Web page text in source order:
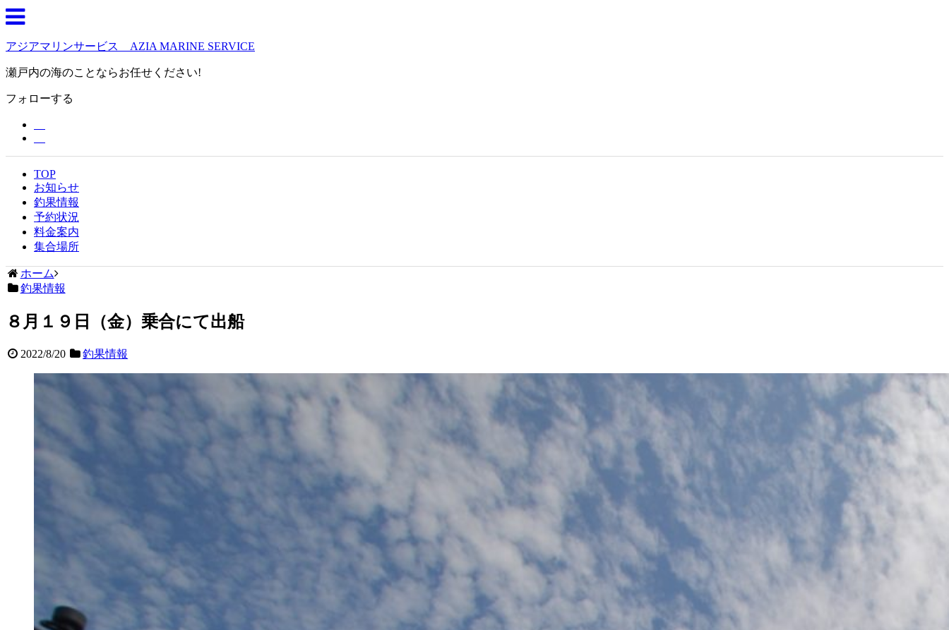
アジアマリンサービス AZIA MARINE SERVICE
瀬戸内の海のことならお任せください!
フォローする
TOP
お知らせ
釣果情報
予約状況
料金案内
集合場所
ホーム
釣果情報
８月１９日（金）乗合にて出船
2022/8/20 釣果情報